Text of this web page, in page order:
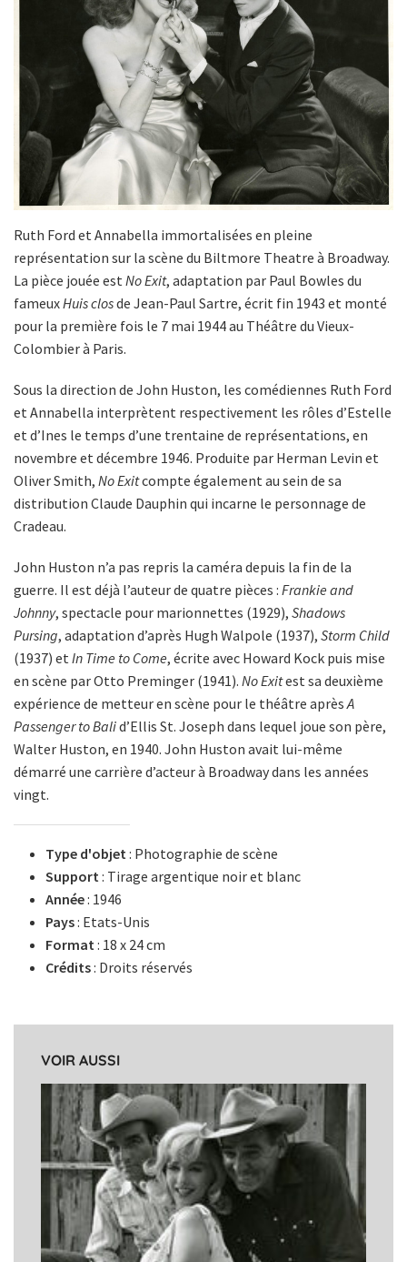
Ruth Ford et Annabella immortalisées en pleine
représentation sur la scène du Biltmore Theatre à Broadway.
La pièce jouée estNo Exit, adaptation par Paul Bowles du
fameuxHuis closde Jean-Paul Sartre, écrit fin 1943 et monté
pour la première fois le 7 mai 1944 au Théâtre du Vieux-
Colombier à Paris.
Sous la direction de John Huston, les comédiennes Ruth Ford
et Annabella interprètent respectivement les rôles d’Estelle
et d’Ines le temps d’une trentaine de représentations, en
novembre et décembre 1946. Produite par Herman Levin et
Oliver Smith, No Exitcompte également au sein de sa
distribution Claude Dauphin qui incarne le personnage de
Cradeau.
John Huston n’a pas repris la caméra depuis la fin de la
guerre. Il est déjà l’auteur de quatre pièces : Frankie and
Johnny, spectacle pour marionnettes (1929), Shadows
Pursing, adaptation d’après Hugh Walpole (1937), Storm Child
(1937) etIn Time to Come, écrite avec Howard Kock puis mise
en scène par Otto Preminger (1941). No Exitest sa deuxième
expérience de metteur en scène pour le théâtre aprèsA
Passenger to Balid’Ellis St. Joseph dans lequel joue son père,
Walter Huston, en 1940. John Huston avait lui-même
démarré une carrière d’acteur à Broadway dans les années
vingt.
Type d'objet: Photographie de scène
Support: Tirage argentique noir et blanc
Année: 1946
Pays: Etats-Unis
Format: 18 x 24 cm
Crédits: Droits réservés
VOIR AUSSI